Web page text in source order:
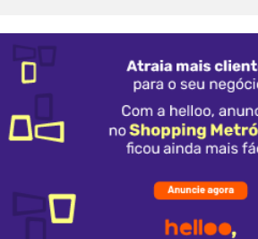
Delivery
Compre Online
Programa De Benefícios